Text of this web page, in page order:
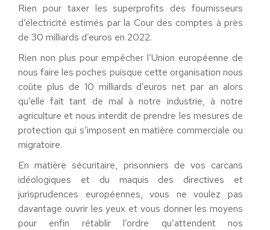
Rien pour taxer les superprofits des fournisseurs
d’électricité estimés par la Cour des comptes à près
de 30 milliards d’euros en 2022.
Rien non plus pour empêcher l’Union européenne de
nous faire les poches puisque cette organisation nous
coûte plus de 10 milliards d’euros net par an alors
qu’ellefait tant de mal à notre industrie, à notre
agriculture et nous interdit de prendre les mesures de
protection qui s’imposent en matière commerciale ou
migratoire.
En matière sécuritaire, prisonniers de vos carcans
idéologiques et du maquis des directives et
jurisprudences européennes, vous ne voulez pas
davantage ouvrir les yeux et vous donner les moyens
pour enfin rétablir l’ordre qu’attendent nos